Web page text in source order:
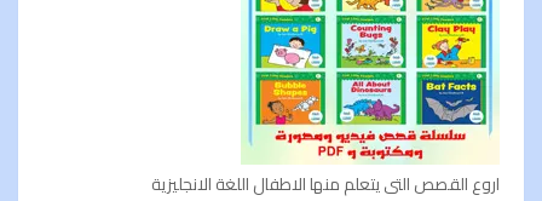
اروع القصص التى يتعلم منها الاطفال اللغة الانجليزية